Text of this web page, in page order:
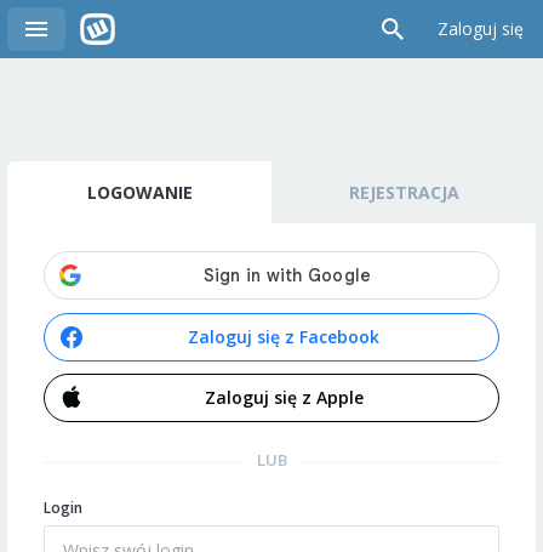
Zaloguj się
LOGOWANIE REJESTRACJA
Zaloguj się z Facebook
Zaloguj się z Apple
LUB
Login